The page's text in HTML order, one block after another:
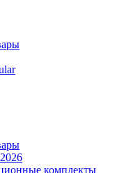
комплекты